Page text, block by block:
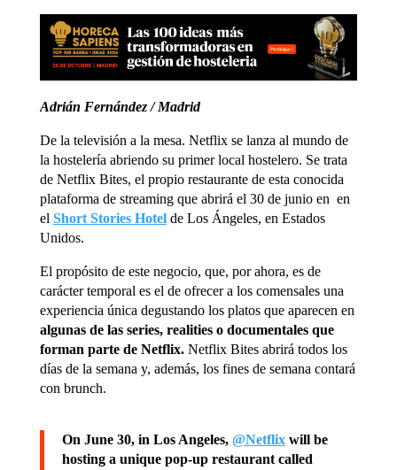
Adrián Fernández / Madrid
De la televisión a la mesa. Netflix se lanza al mundo de
la hostelería abriendo su primer local hostelero. Se trata
de Netflix Bites, el propio restaurante de esta conocida
plataforma de streaming que abrirá el 30 de junio en en
el Short Stories Hotelde Los Ángeles, en Estados
Unidos.
El propósito de este negocio, que, por ahora, es de
carácter temporal es el de ofrecer a los comensales una
experiencia única degustando los platos que aparecen en
algunas de las series, realities o documentales que
forman parte de Netflix.Netflix Bites abrirá todos los
días de la semana y, además, los fines de semana contará
con brunch.
On June 30, in Los Angeles, @Netflixwill be
hosting a unique pop-up restaurant called